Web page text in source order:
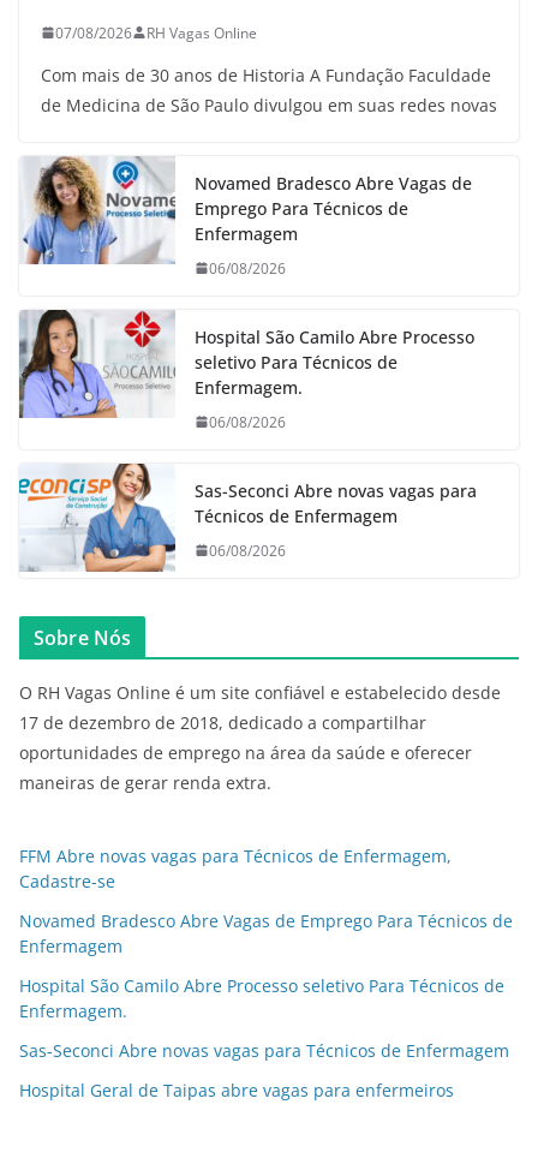
07/08/2026 RH Vagas Online
Com mais de 30 anos de Historia A Fundação Faculdade
de Medicina de São Paulo divulgou em suas redes novas
Novamed Bradesco Abre Vagas de
Emprego Para Técnicos de
Enfermagem
06/08/2026
Hospital São Camilo Abre Processo
seletivo Para Técnicos de
Enfermagem.
06/08/2026
Sas-Seconci Abre novas vagas para
Técnicos de Enfermagem
06/08/2026
Sobre Nós
O RH Vagas Online é um site confiável e estabelecido desde
17 de dezembro de 2018, dedicado a compartilhar
oportunidades de emprego na área da saúde e oferecer
maneiras de gerar renda extra.
FFM Abre novas vagas para Técnicos de Enfermagem,
Cadastre-se
Novamed Bradesco Abre Vagas de Emprego Para Técnicos de
Enfermagem
Hospital São Camilo Abre Processo seletivo Para Técnicos de
Enfermagem.
Sas-Seconci Abre novas vagas para Técnicos de Enfermagem
Hospital Geral de Taipas abre vagas para enfermeiros